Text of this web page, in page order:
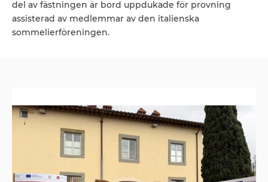
del av fästningen är bord uppdukade för provning
assisterad av medlemmar av den italienska
sommelierföreningen.